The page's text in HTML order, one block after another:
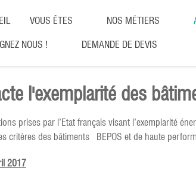
VOUS ÊTES NOS MÉTIERS
NOUS ! DEMANDE DE DEVIS
l'exemplarité des
prises par l’Etat français visant l’exemplarité
critères des bâtiments BEPOS et de haute
2017